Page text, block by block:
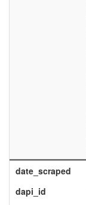
date_scraped
dapi_id